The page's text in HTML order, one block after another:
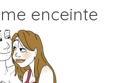
enceinte